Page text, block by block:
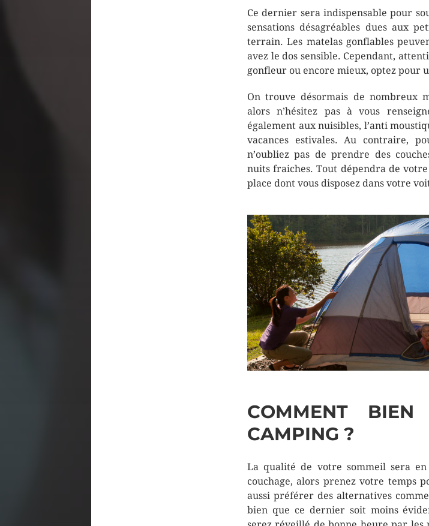
Ce dernier sera indispensable pour
sensations désagréables dues aux
terrain. Les matelas gonflables
avez le dos sensible. Cependant,
gonfleur ou encore mieux, optez pour
On trouve désormais de nombreux
alors n’hésitez pas à vous
également aux nuisibles, l’anti
vacances estivales. Au contraire,
n’oubliez pas de prendre des
nuits fraiches. Tout dépendra de
place dont vous disposez dans votre
COMMENT
CAMPING ?
La qualité de votre sommeil sera
couchage, alors prenez votre temps
aussi préférer des alternatives
bien que ce dernier soit moins